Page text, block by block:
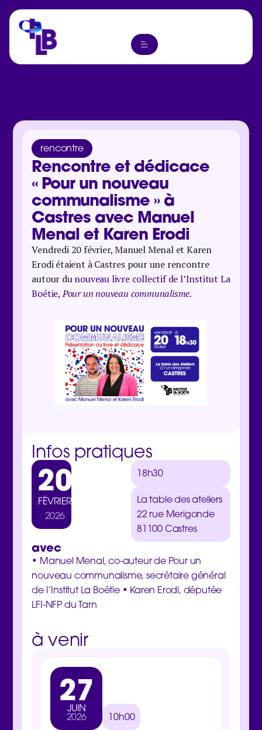
rencontre
Rencontre et dédicace
« Pour un nouveau
communalisme » à
Castres avec Manuel
Menal et Karen Erodi
Vendredi 20 février, Manuel Menal et Karen
Erodi étaient à Castres pour une rencontre
autour dunouveau livre collectif de l’Institut La
Boétie,Pour un nouveau communalisme.
Infos pratiques
20
FÉVRIER
2026
18h30
La table des ateliers
22 rue Merigonde
81100 Castres
avec
• Manuel Menal, co-auteur de Pour un
nouveau communalisme, secrétaire général
de l’Institut La Boétie • Karen Erodi, députée
LFI-NFP du Tarn
à venir
27
JUIN
2026
10h00